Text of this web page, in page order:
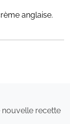
anglaise.
nouvelle recette